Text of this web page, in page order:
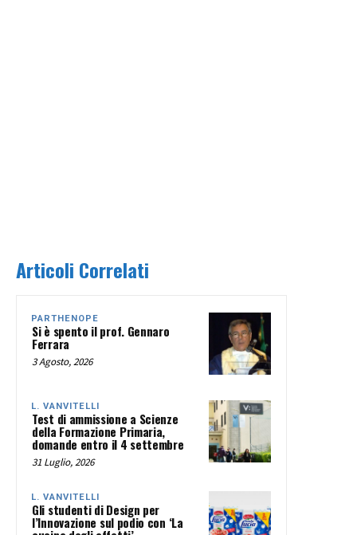
Articoli Correlati
PARTHENOPE
Si è spento il prof. Gennaro
Ferrara
3 Agosto, 2026
L. VANVITELLI
Test di ammissione a Scienze
della Formazione Primaria,
domande entro il 4 settembre
31 Luglio, 2026
L. VANVITELLI
Gli studenti di Design per
l’Innovazione sul podio con ‘La